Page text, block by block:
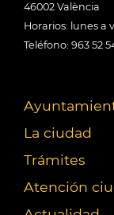
46002 València
Horarios: lunes a
Teléfono: 963 52
La ciudad
Trámites
Atención